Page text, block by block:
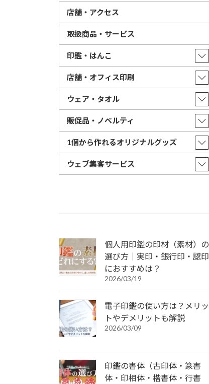
店舗・アクセス
取扱商品・サービス
印鑑・はんこ
店舗・オフィス印刷
ウェア・タオル
販促品・ノベルティ
1個から作れるオリジナルグッズ
ウェブ集客サービス
個人用印鑑の印材（素材）の
選び方｜実印・銀行印・認印
におすすめは？
2026/03/19
電子印鑑の使い方は？メリッ
トやデメリットも解説
2026/03/09
印鑑の書体（古印体・篆書
体・印相体・楷書体・行書